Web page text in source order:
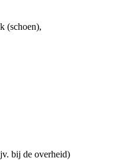
(schoen),
bij de overheid)